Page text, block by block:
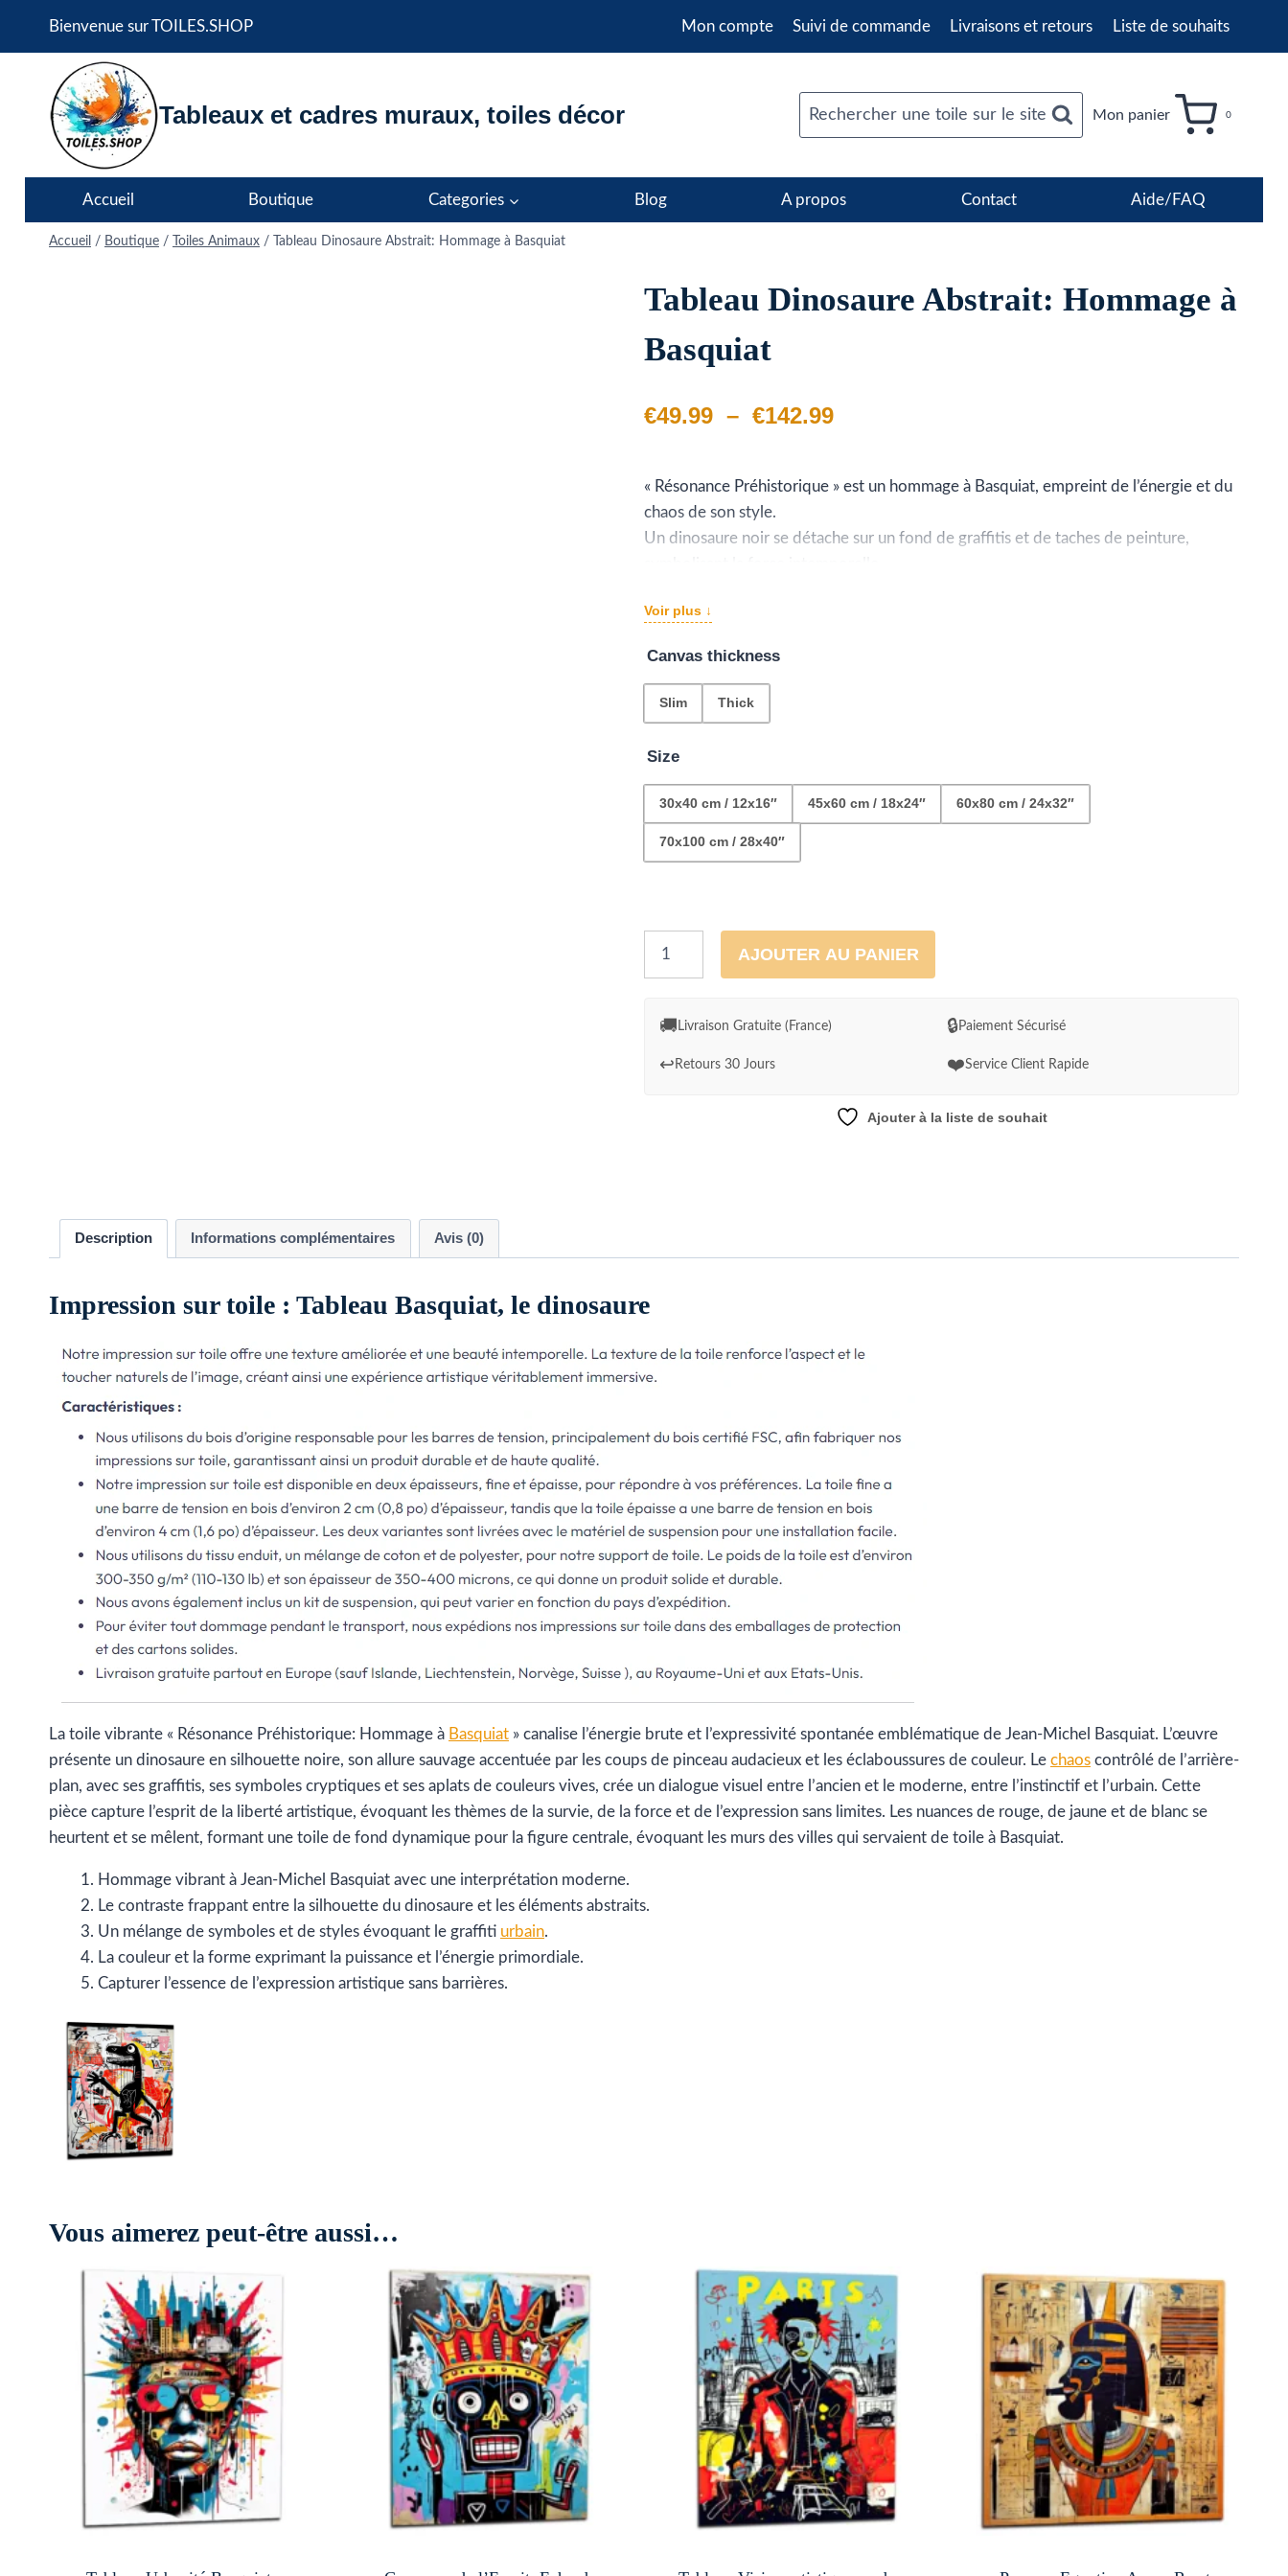
Bienvenue sur TOILES.SHOP Mon compte Suivi de commande Livraisons et retours Liste de souhaits
Tableaux et cadres muraux, toiles décor Rechercher une toile sur le site Mon panier 0
Accueil Boutique Categories Blog A propos Contact Aide/FAQ
Accueil / Boutique / Toiles Animaux / Tableau Dinosaure Abstrait: Hommage à Basquiat
Tableau Dinosaure Abstrait: Hommage à
Basquiat
€49.99 – €142.99Plage
prix :
« Résonance Préhistorique » est un hommage à Basquiat, empreint de l’énergie et du
chaos de son style.
Un dinosaure noir se détache sur un fond de graffitis et de taches de peinture,
célébration de l’expression libre et audacieuse.
Voir plus ↓
Canvas thickness
Slim Thick
Size
30x40 cm / 12x16″ 45x60 cm / 18x24″ 60x80 cm / 24x32″
70x100 cm / 28x40″
Dinosaure
Hommage
AJOUTER AU PANIER
🚚 Livraison Gratuite (France) 🔒Paiement Sécurisé
↩️ Retours 30 Jours ❤️Service Client Rapide
Ajouter à la liste de souhait
Description Informations complémentaires Avis (0)
Impression sur toile : Tableau Basquiat, le dinosaure
La toile vibrante « Résonance Préhistorique: Hommage à Basquiat » canalise l’énergie brute et l’expressivité spontanée emblématique de Jean-Michel Basquiat. L’œuvre
présente un dinosaure en silhouette noire, son allure sauvage accentuée par les coups de pinceau audacieux et les éclaboussures de couleur. Le chaos contrôlé de l’arrière-
plan, avec ses graffitis, ses symboles cryptiques et ses aplats de couleurs vives, crée un dialogue visuel entre l’ancien et le moderne, entre l’instinctif et l’urbain. Cette
pièce capture l’esprit de la liberté artistique, évoquant les thèmes de la survie, de la force et de l’expression sans limites. Les nuances de rouge, de jaune et de blanc se
heurtent et se mêlent, formant une toile de fond dynamique pour la figure centrale, évoquant les murs des villes qui servaient de toile à Basquiat.
Hommage vibrant à Jean-Michel Basquiat avec une interprétation moderne.
Le contraste frappant entre la silhouette du dinosaure et les éléments abstraits.
Un mélange de symboles et de styles évoquant le graffiti urbain.
La couleur et la forme exprimant la puissance et l’énergie primordiale.
Capturer l’essence de l’expression artistique sans barrières.
Vous aimerez peut-être aussi…